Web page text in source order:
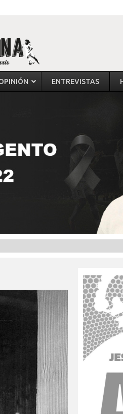
ENTREVISTAS